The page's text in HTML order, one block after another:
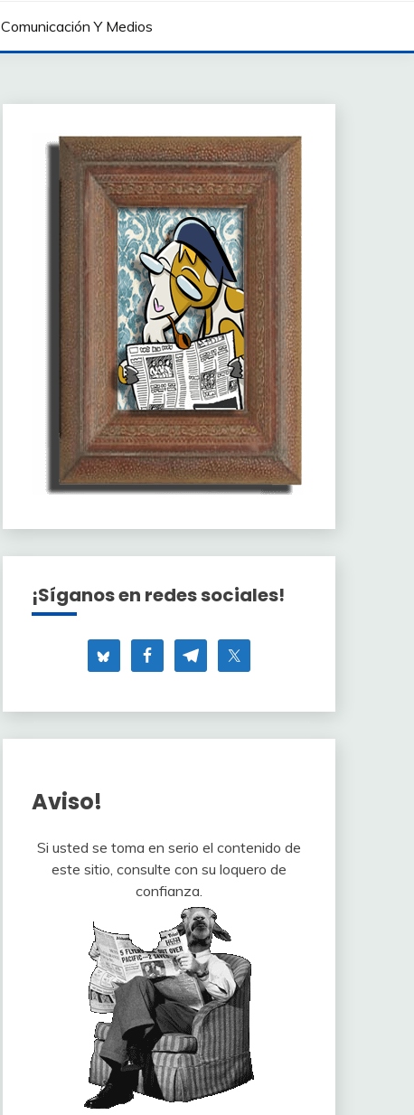
Comunicación Y Medios
¡Síganos en redes sociales!
Aviso!
Si usted se toma en serio el contenido de
este sitio, consulte con su loquero de
confianza.